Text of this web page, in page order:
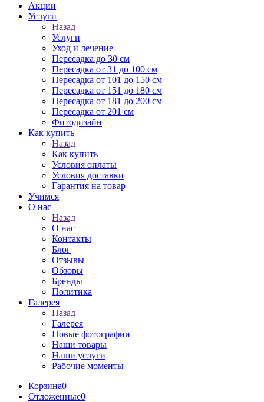
Акции
Услуги
Назад
Услуги
Уход и лечение
Пересадка до 30 см
Пересадка от 31 до 100 см
Пересадка от 101 до 150 см
Пересадка от 151 до 180 см
Пересадка от 181 до 200 см
Пересадка от 201 см
Фитодизайн
Как купить
Назад
Как купить
Условия оплаты
Условия доставки
Гарантия на товар
Учимся
О нас
Назад
О нас
Контакты
Блог
Отзывы
Обзоры
Бренды
Политика
Галерея
Назад
Галерея
Новые фотографии
Наши товары
Наши услуги
Рабочие моменты
Корзина0
Отложенные0